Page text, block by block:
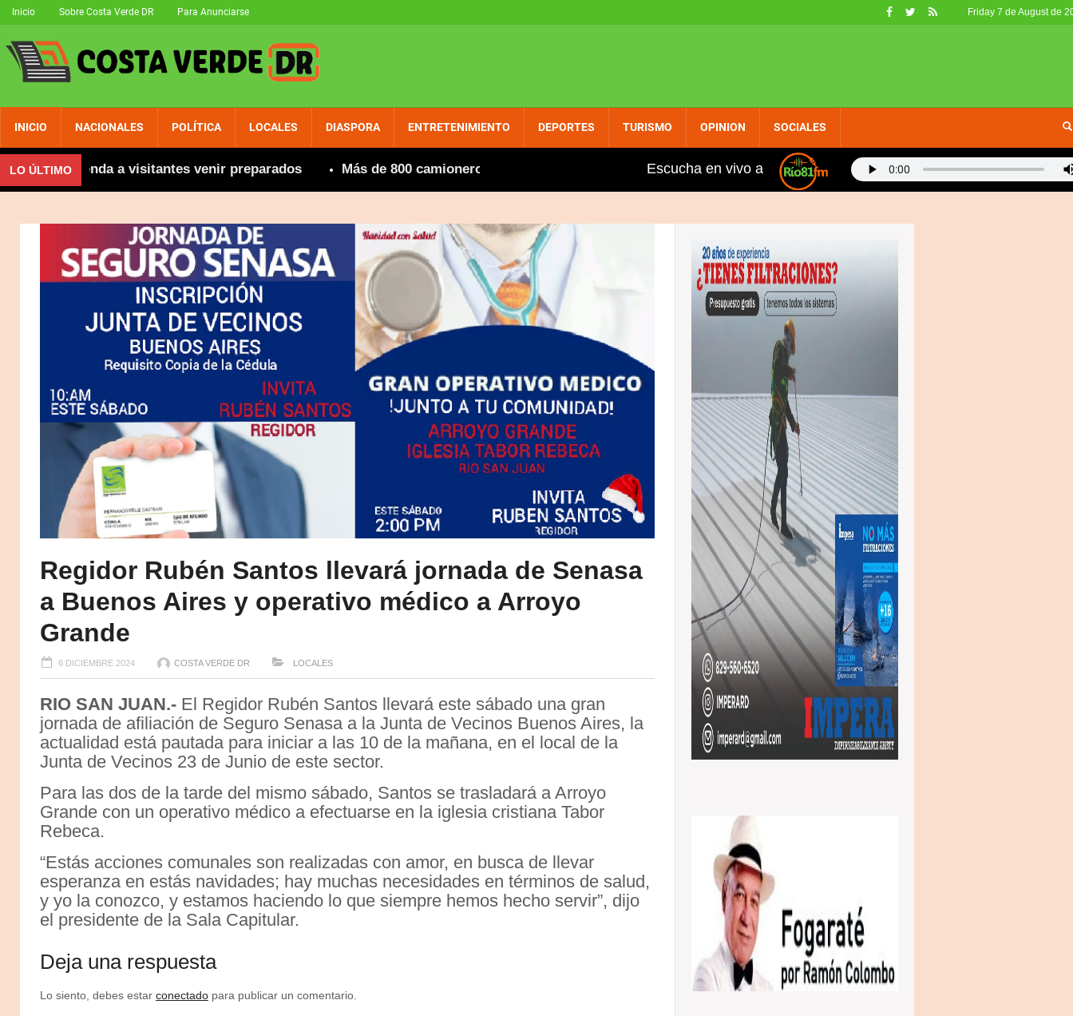
Friday 7 de August de
Inicio Sobre Costa Verde DR Para Anunciarse
INICIO NACIONALES POLÍTICA LOCALES DIASPORA ENTRETENIMIENTO DEPORTES TURISMO OPINION SOCIALES
LO ÚLTIMO a visitantes venir preparados Más de 800 camioneros extranjeros, entre ellos varios dominicanos, fueron retirados de circulación en EE. UU. por no
Escucha en vivo a
Regidor Rubén Santos llevará jornada de Senasa
a Buenos Aires y operativo médico a Arroyo
Grande
6 DICIEMBRE 2024 COSTA VERDE DR LOCALES
RIO SAN JUAN.- El Regidor Rubén Santos llevará este sábado una gran
jornada de afiliación de Seguro Senasa a la Junta de Vecinos Buenos Aires, la
actualidad está pautada para iniciar a las 10 de la mañana, en el local de la
Junta de Vecinos 23 de Junio de este sector.
Para las dos de la tarde del mismo sábado, Santos se trasladará a Arroyo
Grande con un operativo médico a efectuarse en la iglesia cristiana Tabor
Rebeca.
“Estás acciones comunales son realizadas con amor, en busca de llevar
esperanza en estás navidades; hay muchas necesidades en términos de salud,
y yo la conozco, y estamos haciendo lo que siempre hemos hecho servir”, dijo
el presidente de la Sala Capitular.
Deja una respuesta
Lo siento, debes estar conectado para publicar un comentario.